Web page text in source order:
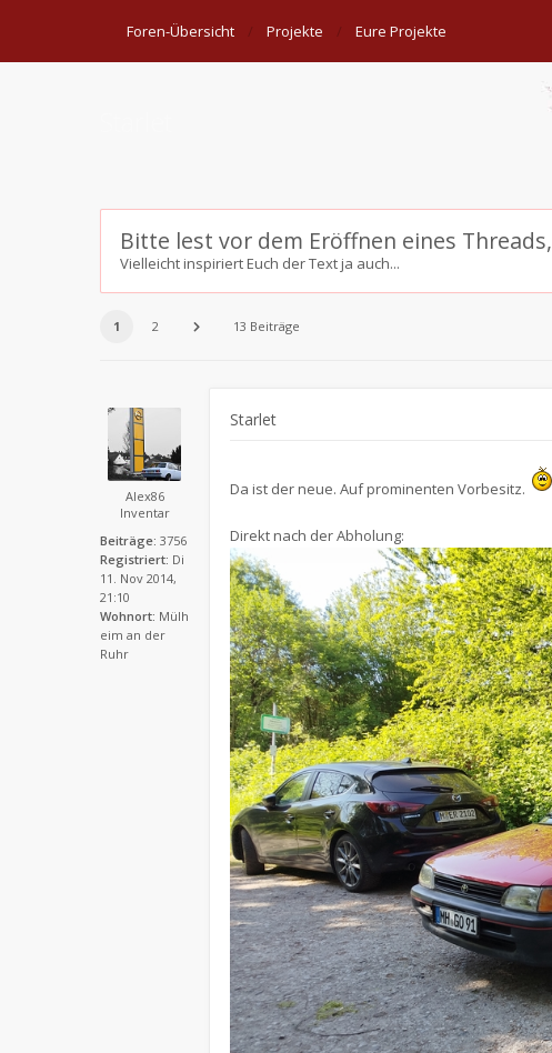
Foren-Übersicht Projekte Eure Projekte
Bitte lest vor dem Eröffnen eines Threads,
Vielleicht inspiriert Euch der Text ja auch...
1 2 13 Beiträge
Alex86
Inventar
Beiträge: 3756
Registriert: Di
11. Nov 2014,
21:10
Wohnort: Mülh
eim an der
Ruhr
Starlet
Da ist der neue. Auf prominenten Vorbesitz.
Direkt nach der Abholung: